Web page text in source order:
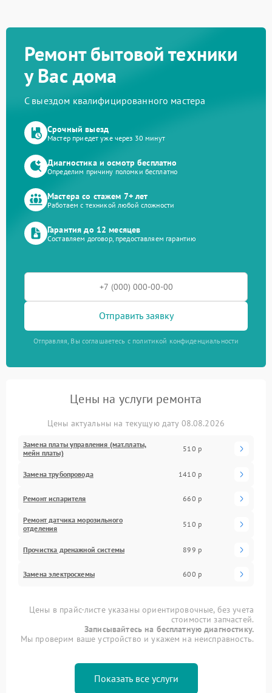
Ремонт бытовой техники
у Вас дома
С выездом квалифицированного мастера
Срочный выезд
Мастер приедет уже через 30 минут
Диагностика и осмотр бесплатно
Определим причину поломки бесплатно
Мастера со стажем 7+ лет
Работаем с техникой любой сложности
Гарантия до 12 месяцев
Составляем договор, предоставляем гарантию
Отправить заявку
Отправляя, Вы соглашаетесь с политикой конфиденциальности
Цены на услуги ремонта
Цены актуальны на текущую дату 08.08.2026
Замена платы управления (мат.платы,
мейн платы)
510 р
Замена трубопровода 1410 р
Ремонт испарителя 660 р
Ремонт датчика морозильного
отделения
510 р
Прочистка дренажной системы 899 р
Замена электросхемы 600 р
Цены в прайс-листе указаны ориентировочные, без учета
стоимости запчастей.
Записывайтесь на бесплатную диагностику.
Мы проверим ваше устройство и укажем на неисправность.
Показать все услуги